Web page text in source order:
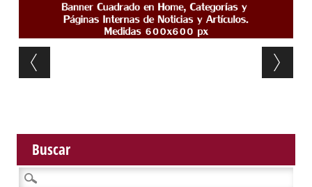
Post navigation
Buscar
Buscar: